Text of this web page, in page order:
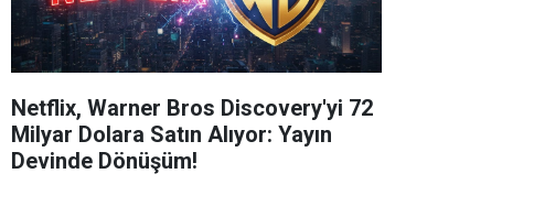
Netflix, Warner Bros Discovery'yi 72
Milyar Dolara Satın Alıyor: Yayın
Devinde Dönüşüm!